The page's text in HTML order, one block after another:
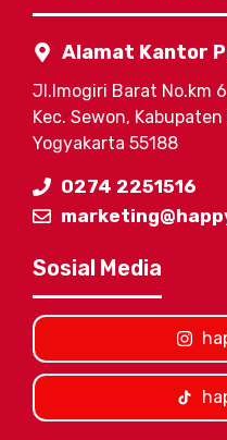
Alamat Kantor
Jl.Imogiri Barat No.km
Kec. Sewon,
Yogyakarta 55188
0274 2251516
Sosial Media